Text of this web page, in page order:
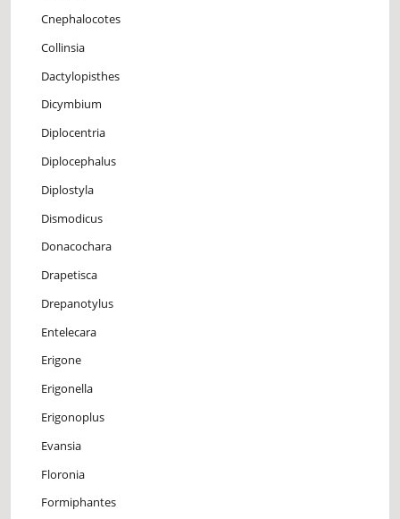
Cnephalocotes
Collinsia
Dactylopisthes
Dicymbium
Diplocentria
Diplocephalus
Diplostyla
Dismodicus
Donacochara
Drapetisca
Drepanotylus
Entelecara
Erigone
Erigonella
Erigonoplus
Evansia
Floronia
Formiphantes